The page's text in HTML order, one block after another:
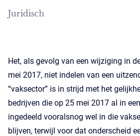
Juridisch
Het, als gevolg van een wijziging in
mei 2017, niet indelen van een
“vaksector” is in strijd met het
bedrijven die op 25 mei 2017 al in
ingedeeld vooralsnog wel in die
blijven, terwijl voor dat onderscheid